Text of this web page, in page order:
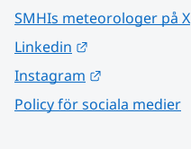
SMHIs meteorologer på X
Linkedin
Instagram
Policy för sociala medier